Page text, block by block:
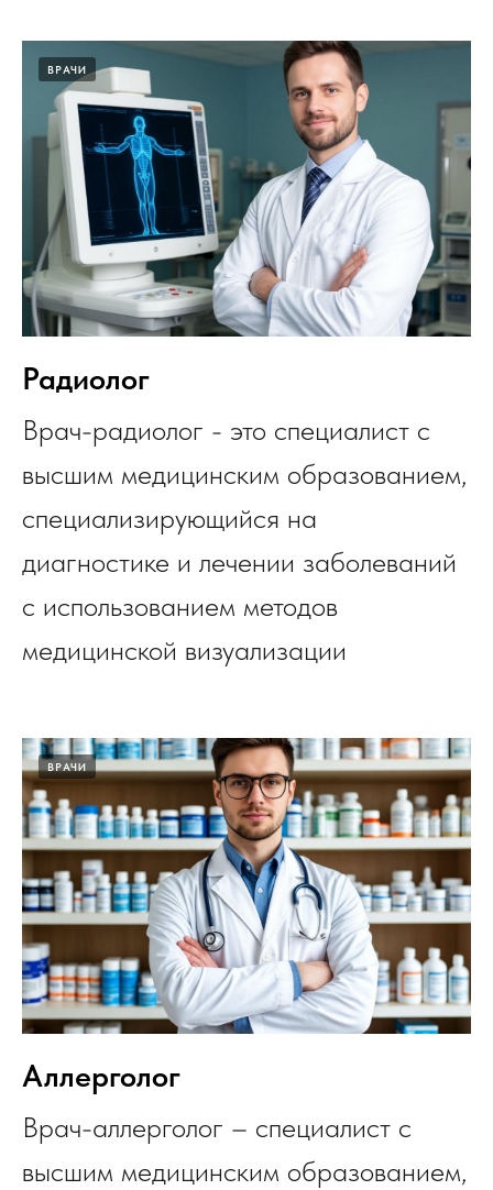
ВРАЧИ
Радиолог
Врач-радиолог - это специалист с
высшим медицинским образованием,
специализирующийся на
диагностике и лечении заболеваний
с использованием методов
медицинской визуализации
ВРАЧИ
Аллерголог
Врач-аллерголог – специалист с
высшим медицинским образованием,